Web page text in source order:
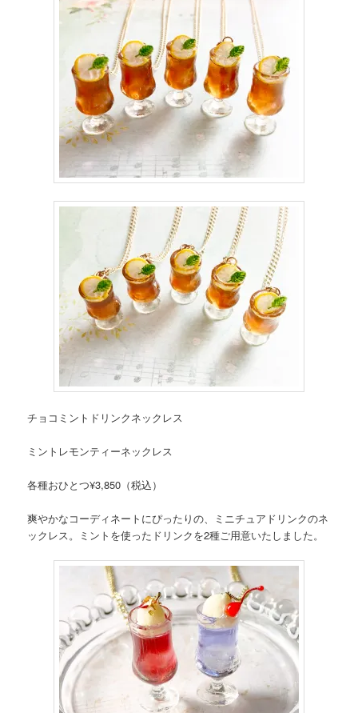
チョコミントドリンクネックレス
ミントレモンティーネックレス
各種おひとつ¥3,850（税込）
爽やかなコーディネートにぴったりの、ミニチュアドリンクのネ
ックレス。ミントを使ったドリンクを2種ご用意いたしました。